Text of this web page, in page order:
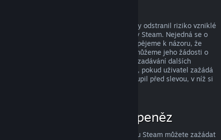
Systém vracení peněz byl navržen tak, aby odstranil riziko vzniklé
při nakupování produktů v obchodě služby Steam. Nejedná se o
způsob, jak získat hry zdarma! Pokud dospějeme k názoru, že
některý uživatel tento systém zneužívá, můžeme jeho žádosti o
vrácení peněz zamítnout a znemožnit mu zadávání dalších
žádostí. Za zneužití nepovažujeme případ, pokud uživatel zažádá
o vrácení peněz za produkt, který si zakoupil před slevou, v níž si
Jak zažádat o vrácení peněz
O vrácení peněz či jinou pomoc se službou Steam můžete zažádat